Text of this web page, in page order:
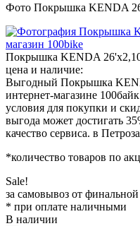
Фото Покрышка KENDA
Покрышка KENDA
цена и наличие:
Выгодный Покрышка
интернет-магазине
условия для покупки и
выгода может достигать
качество сервиса. в
*количество товаров по
Sale!
за самовывоз от
* при оплате наличными
В наличии